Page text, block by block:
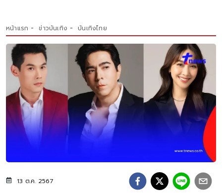
หน้าแรก ข่าวบันเทิง บันเทิงไทย
13 ต.ค. 2567